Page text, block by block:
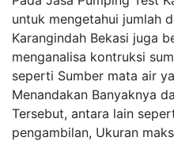
untuk mengetahui jumlah
Karangindah Bekasi juga
menganalisa kontruksi
seperti Sumber mata air
Menandakan Banyaknya
Tersebut, antara lain
pengambilan, Ukuran